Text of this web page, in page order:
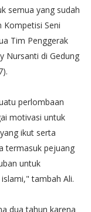
semua yang sudah
Kompetisi Seni
Tim Penggerak
Nursanti di Gedung
perlombaan
motivasi untuk
ikut serta
termasuk pejuang
untuk
tambah Ali.
dua tahun karena